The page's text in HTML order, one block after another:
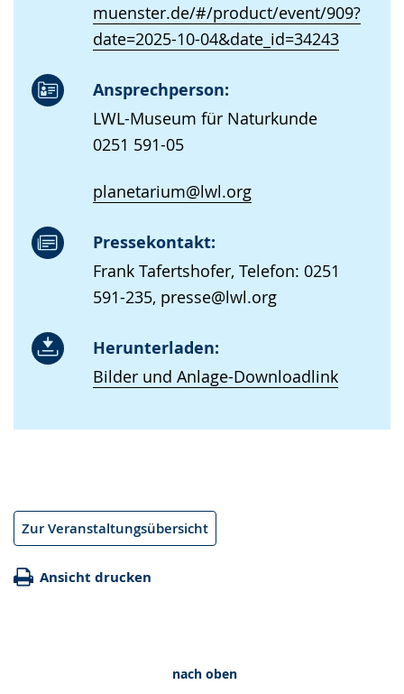
muenster.de/#/product/event/909?
date=2025-10-04&date_id=34243
Ansprechperson:
LWL-Museum für Naturkunde
0251 591-05
planetarium@lwl.org
Pressekontakt:
Frank Tafertshofer, Telefon: 0251
591-235, presse@lwl.org
Herunterladen:
Bilder und Anlage-Downloadlink
Zur Veranstaltungsübersicht
Ansicht drucken
nach oben